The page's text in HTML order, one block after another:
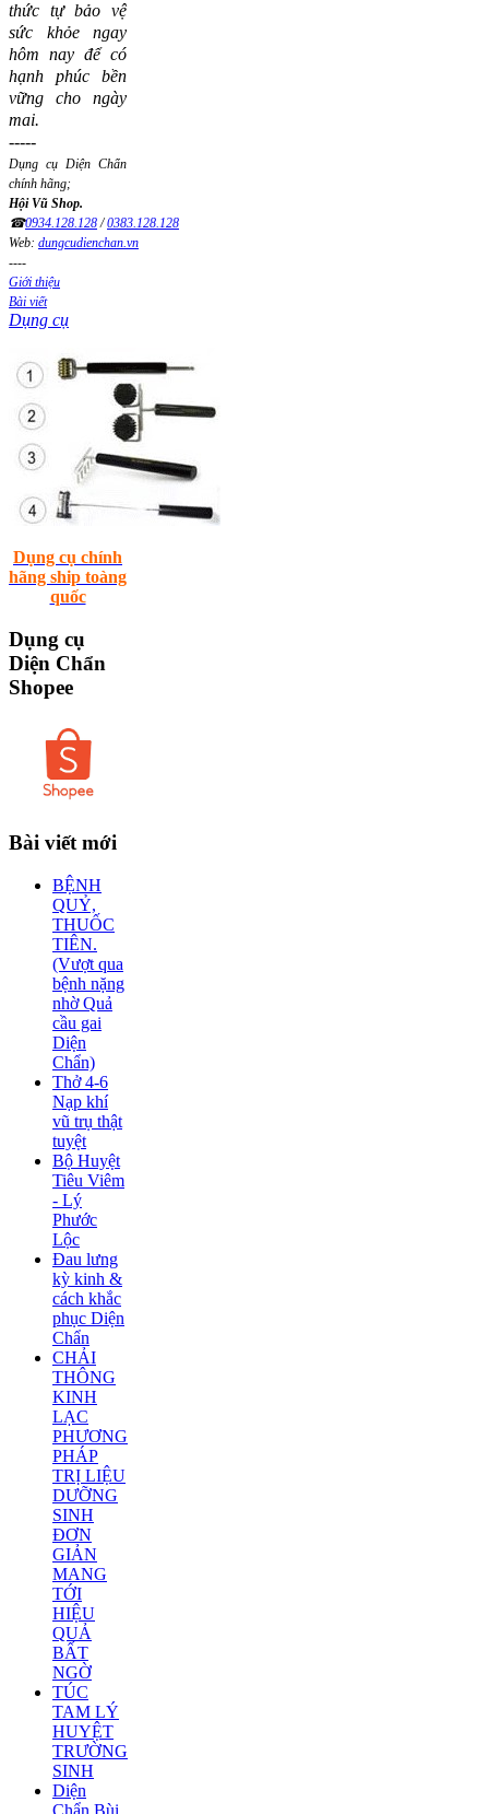
thức tự bảo vệ
sức khỏe ngay
hôm nay để có
hạnh phúc bền
vững cho ngày
mai.
-----
Dụng cụ Diện Chẩn
chính hãng;
Hội Vũ Shop.
☎0934.128.128/0383.128.128
Web: dungcudienchan.vn
----
Giới thiệu
Bài viết
Dụng cụ
Dụng cụ chính
hãng ship toàng
quốc
Dụng cụ
Diện Chẩn
Shopee
Bài viết mới
BỆNH
QUỶ,
THUỐC
TIÊN.
(Vượt qua
bệnh nặng
nhờ Quả
cầu gai
Diện
Chẩn)
Thở 4-6
Nạp khí
vũ trụ thật
tuyệt
Bộ Huyệt
Tiêu Viêm
- Lý
Phước
Lộc
Đau lưng
kỳ kinh &
cách khắc
phục Diện
Chẩn
CHẢI
THÔNG
KINH
LẠC
PHƯƠNG
PHÁP
TRỊ LIỆU
DƯỠNG
SINH
ĐƠN
GIẢN
MANG
TỚI
HIỆU
QUẢ
BẤT
NGỜ
TÚC
TAM LÝ
HUYỆT
TRƯỜNG
SINH
Diện